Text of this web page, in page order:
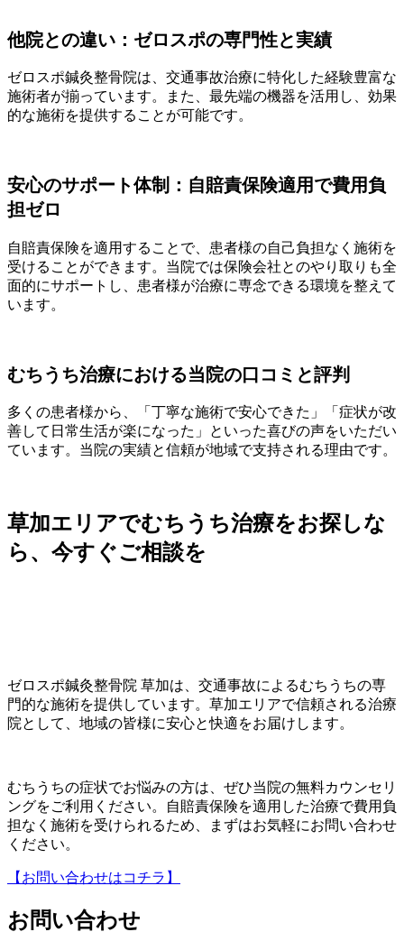
他院との違い：ゼロスポの専門性と実績
ゼロスポ鍼灸整骨院は、交通事故治療に特化した経験豊富な
施術者が揃っています。また、最先端の機器を活用し、効果
的な施術を提供することが可能です。
安心のサポート体制：自賠責保険適用で費用負
担ゼロ
自賠責保険を適用することで、患者様の自己負担なく施術を
受けることができます。当院では保険会社とのやり取りも全
面的にサポートし、患者様が治療に専念できる環境を整えて
います。
むちうち治療における当院の口コミと評判
多くの患者様から、「丁寧な施術で安心できた」「症状が改
善して日常生活が楽になった」といった喜びの声をいただい
ています。当院の実績と信頼が地域で支持される理由です。
草加エリアでむちうち治療をお探しな
ら、今すぐご相談を
ゼロスポ鍼灸整骨院 草加は、交通事故によるむちうちの専
門的な施術を提供しています。草加エリアで信頼される治療
院として、地域の皆様に安心と快適をお届けします。
むちうちの症状でお悩みの方は、ぜひ当院の無料カウンセリ
ングをご利用ください。自賠責保険を適用した治療で費用負
担なく施術を受けられるため、まずはお気軽にお問い合わせ
ください。
【お問い合わせはコチラ】
お問い合わせ